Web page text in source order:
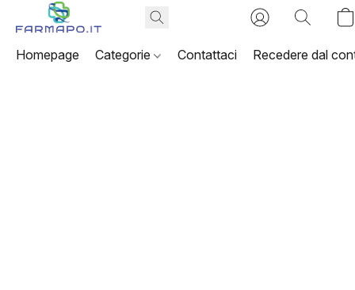
Homepage Categorie Contattaci Recedere dal